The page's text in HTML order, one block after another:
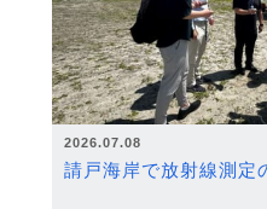
2026.07.08
請戸海岸で放射線測定